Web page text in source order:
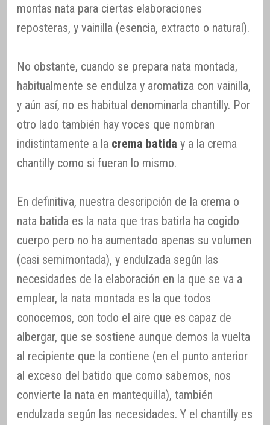
montas nata para ciertas elaboraciones
reposteras, y vainilla (esencia, extracto o natural).
No obstante, cuando se prepara nata montada,
habitualmente se endulza y aromatiza con vainilla,
y aún así, no es habitual denominarla chantilly. Por
otro lado también hay voces que nombran
indistintamente a la crema batida y a la crema
chantilly como si fueran lo mismo.
En definitiva, nuestra descripción de la crema o
nata batida es la nata que tras batirla ha cogido
cuerpo pero no ha aumentado apenas su volumen
(casi semimontada), y endulzada según las
necesidades de la elaboración en la que se va a
emplear, la nata montada es la que todos
conocemos, con todo el aire que es capaz de
albergar, que se sostiene aunque demos la vuelta
al recipiente que la contiene (en el punto anterior
al exceso del batido que como sabemos, nos
convierte la nata en mantequilla), también
endulzada según las necesidades. Y el chantilly es